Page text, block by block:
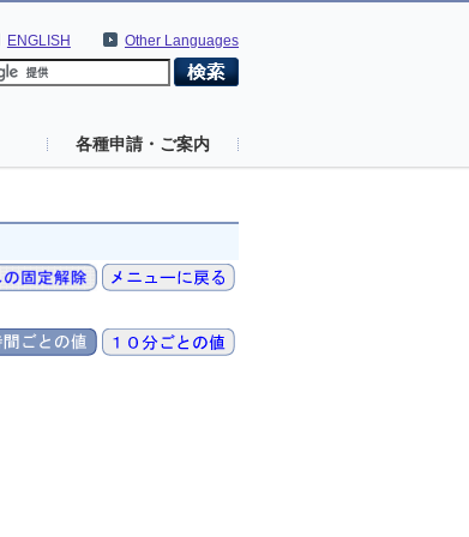
Other Languages
ENGLISH
各種申請・ご案内